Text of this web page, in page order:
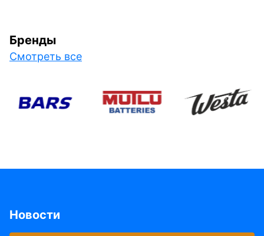
Бренды
Смотреть все
Новости